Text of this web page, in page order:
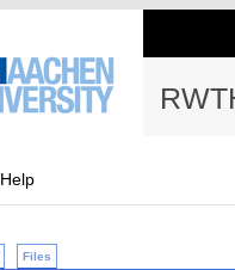
Help
Files